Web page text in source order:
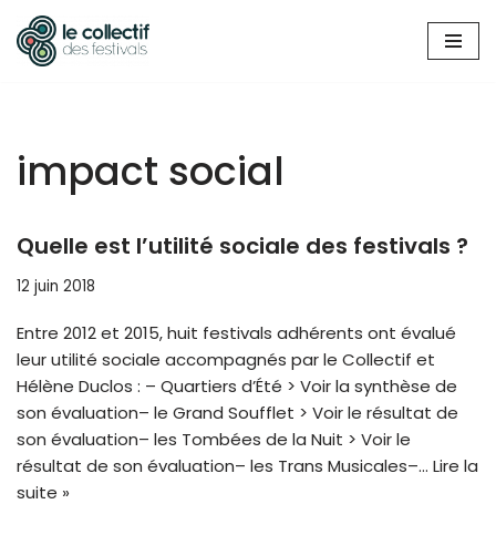
Aller
impact social
Quelle est l’utilité sociale des festivals ?
12 juin 2018
Entre 2012 et 2015, huit festivals adhérents ont évalué
leur utilité sociale accompagnés par le Collectif et
Hélène Duclos : – Quartiers d’Été > Voir la synthèse de
son évaluation– le Grand Soufflet > Voir le résultat de
son évaluation– les Tombées de la Nuit > Voir le
résultat de son évaluation– les Trans Musicales–… Lire la
suite »